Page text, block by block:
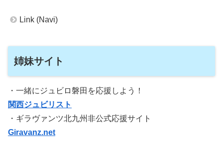
Link (Navi)
姉妹サイト
・一緒にジュビロ磐田を応援しよう！
関西ジュビリスト
・ギラヴァンツ北九州非公式応援サイト
Giravanz.net